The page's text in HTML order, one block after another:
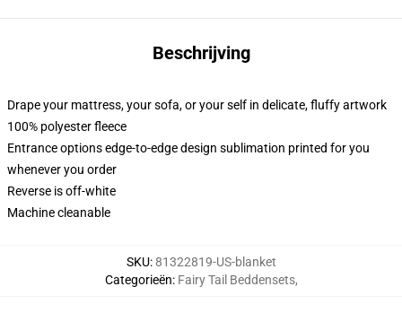
Beschrijving
Drape your mattress, your sofa, or your self in delicate, fluffy artwork
100% polyester fleece
Entrance options edge-to-edge design sublimation printed for you
whenever you order
Reverse is off-white
Machine cleanable
SKU:81322819-US-blanket
Categorieën: Fairy Tail Beddensets,